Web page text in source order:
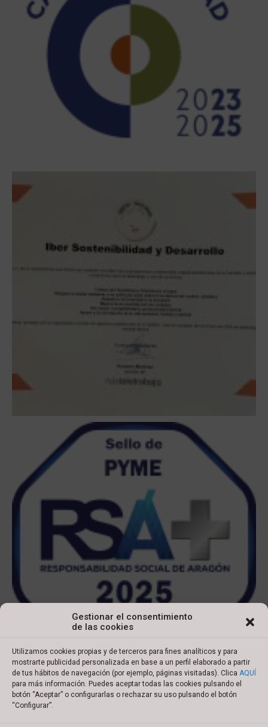
Gestionar el consentimiento
de las cookies
Utilizamos cookies propias y de terceros para fines analíticos y para
mostrarte publicidad personalizada en base a un perfil elaborado a partir
de tus hábitos de navegación (por ejemplo, páginas visitadas). Clica AQUÍ
para más información. Puedes aceptar todas las cookies pulsando el
botón “Aceptar” o configurarlas o rechazar su uso pulsando el botón
“Configurar”.
Copyright © 2022 Ibersyd